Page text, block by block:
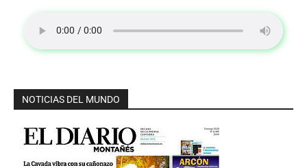
NOTICIAS DEL MUNDO